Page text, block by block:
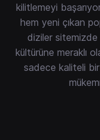
kilitlemeyi
hem yeni çıkan
diziler sitemizde
kültürüne meraklı
sadece kaliteli